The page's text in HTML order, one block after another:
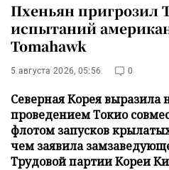
Пхеньян пригрозил
испытаний
Tomahawk
5 августа 2026, 05:56 0
Северная Корея выразила
проведением Токио
флотом запусков
чем заявила
Трудовой партии Кореи